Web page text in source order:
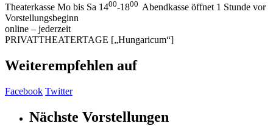
Theaterkasse Mo bis Sa 1400-1800 Abendkasse öffnet 1 Stunde vor
Vorstellungsbeginn
online – jederzeit
PRIVATTHEATERTAGE [„Hungaricum“]
Weiterempfehlen auf
Facebook Twitter
Nächste Vorstellungen